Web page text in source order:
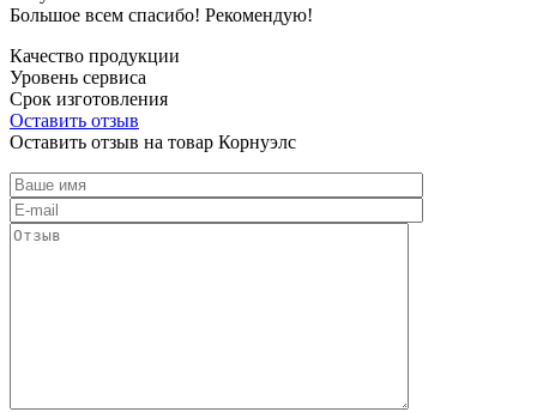
Большое всем спасибо! Рекомендую!
Качество продукции
Уровень сервиса
Срок изготовления
Оставить отзыв
Оставить отзыв на товар Корнуэлс